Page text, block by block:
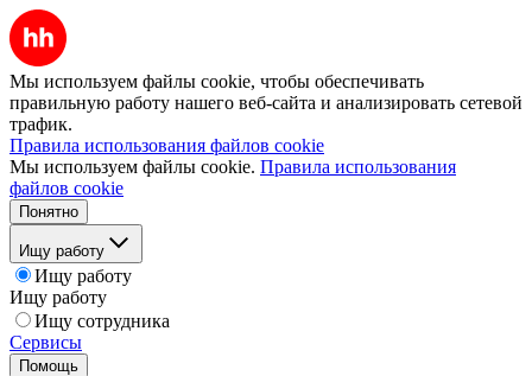
Мы используем файлы cookie, чтобы обеспечивать
правильную работу нашего веб-сайта и анализировать сетевой
трафик.
Правила использования файлов cookie
Мы используем файлы cookie. Правила использования
файлов cookie
Понятно
Ищу работу
Ищу работу
Ищу работу
Ищу сотрудника
Сервисы
Помощь